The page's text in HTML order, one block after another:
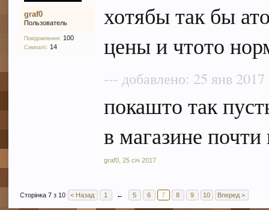
graf0
Пользователь
Повідомлення: 100
Симпатії: 14
хотябы так бы
цены и чтото
--- добавлено: 25 янв
покашто так
в магазине
graf0 ,25 січ 2017
Сторінка 7 з 10 < Назад 1 ← 5 6 7 8 9 10 Вперед >